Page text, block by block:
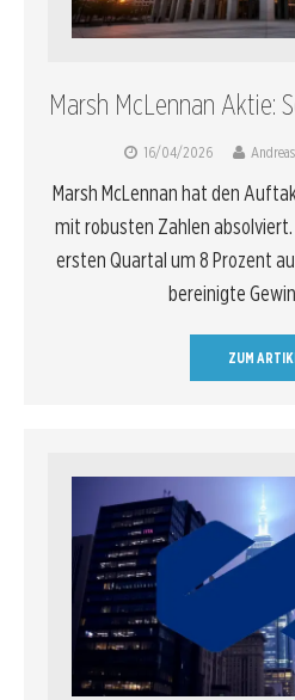
Marsh McLennan Aktie:
16/04/2026
Marsh McLennan hat den
mit robusten Zahlen
ersten Quartal um 8 Prozent
bereinigte
ZUM